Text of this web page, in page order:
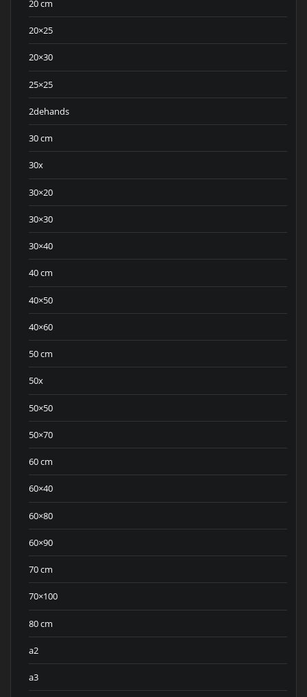
20 cm
20×25
20×30
25×25
2dehands
30 cm
30x
30×20
30×30
30×40
40 cm
40×50
40×60
50 cm
50x
50×50
50×70
60 cm
60×40
60×80
60×90
70 cm
70×100
80 cm
a2
a3